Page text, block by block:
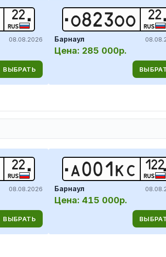
22
RUS
08.08.2026
ВЫБРАТЬ
О823ОО 22
RUS
Барнаул
Цена: 285 000р.
22
RUS
08.08.2026
ВЫБРАТЬ
А001 К С 122
RUS
Барнаул
Цена: 415 000р.